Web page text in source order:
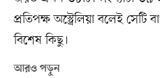
প্রতিপক্ষ অস্ট্রেলিয়া বলেই সেটি
বিশেষ কিছু।
আরও পড়ুন